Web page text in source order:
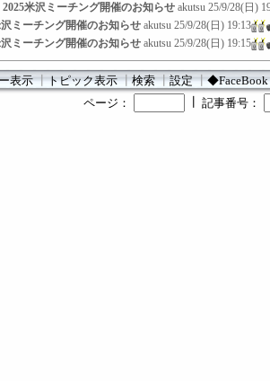
米沢ミーチング開催のお知らせ akutsu 25/9/28(日)
ミーチング開催のお知らせ akutsu 25/9/28(日) 19:13
ミーチング開催のお知らせ akutsu 25/9/28(日) 19:15
表示┃トピック表示┃検索┃設定┃◆FaceBook
ページ：
記事番号：